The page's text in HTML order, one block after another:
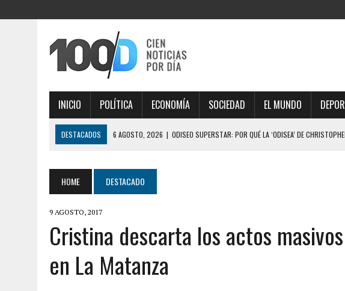
INICIO POLÍTICA ECONOMÍA SOCIEDAD EL MUNDO
DESTACADOS 6 AGOSTO, 2026 | ODISEO SUPERSTAR: POR QUÉ LA ‘ODISEA’ DE
6 AGOSTO, 2026 | TRES GOBERNADORES INFLUYERON EN EL SENADO Y LE DIERON EL GOLPE DE
6 AGOSTO, 2026
MARRUECOS POR APOYO
HOME DESTACADO
9 AGOSTO, 2017
Cristina descarta los actos
en La Matanza